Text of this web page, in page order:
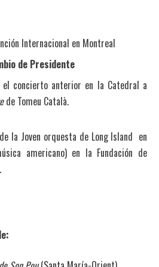
Internacional en Montreal
de Presidente
concierto anterior en la Catedral a
de Tomeu Català.
la Joven orquesta de Long Island en
americano) en la Fundación de